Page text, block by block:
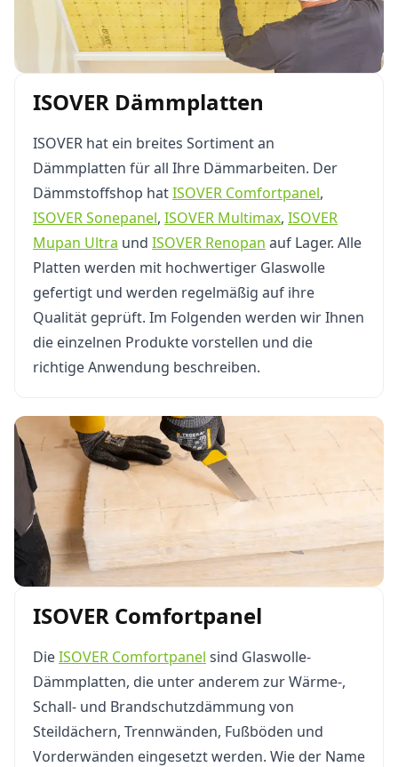
ISOVER Dämmplatten
ISOVER hat ein breites Sortiment an
Dämmplatten für all Ihre Dämmarbeiten. Der
Dämmstoffshop hatISOVER Comfortpanel,
ISOVERSonepanel, ISOVER Multimax, ISOVER
Mupan Ultra und ISOVER Renopan auf Lager. Alle
Platten werden mit hochwertiger Glaswolle
gefertigt und werden regelmäßig auf ihre
Qualität geprüft. Im Folgenden werden wir Ihnen
die einzelnen Produkte vorstellen und die
richtige Anwendung beschreiben.
ISOVER Comfortpanel
DieISOVER Comfortpanel sind Glaswolle-
Dämmplatten, die unter anderem zur Wärme-,
Schall- und Brandschutzdämmung von
Steildächern, Trennwänden, Fußböden und
Vorderwänden eingesetzt werden. Wie der Name